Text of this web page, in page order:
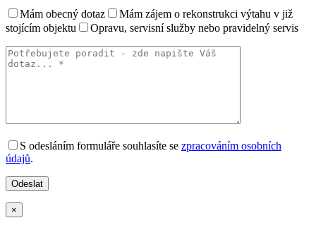
Mám obecný dotaz
Mám zájem o rekonstrukci výtahu v již
stojícím objektu
Opravu, servisní služby nebo pravidelný servis
S odesláním formuláře souhlasíte se zpracováním osobních
údajů.
×